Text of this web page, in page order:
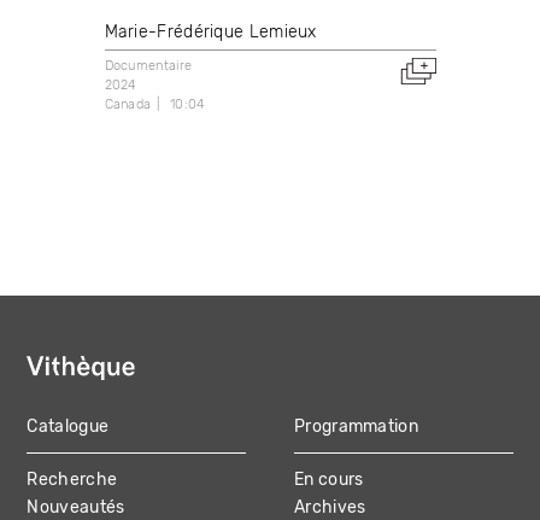
Marie-Frédérique Lemieux
Documentaire
2024
Canada
10:04
MAIN
NAVIGATION
Catalogue
Recherche
Nouveautés
Programmation
En cours
Archives